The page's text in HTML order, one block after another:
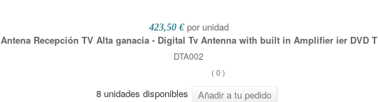
423,50 € por unidad
Antena Recepción TV Alta ganacia - Digital Tv Antenna with built in Amplifier ier DVD T
DTA002
( 0)
8 unidades disponibles